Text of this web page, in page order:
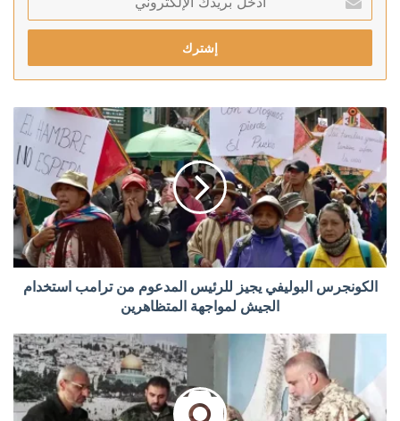
بريدك
الإلكتروني
الكونجرس البوليفي يجيز للرئيس المدعوم من ترامب استخدام
الجيش لمواجهة المتظاهرين